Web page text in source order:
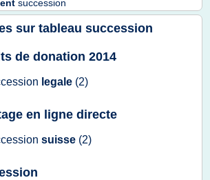
succession
sur tableau succession
de donation 2014
legale (2)
en ligne directe
suisse (2)